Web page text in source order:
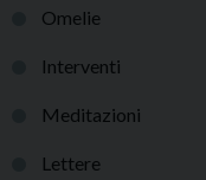
Omelie
Interventi
Meditazioni
Lettere